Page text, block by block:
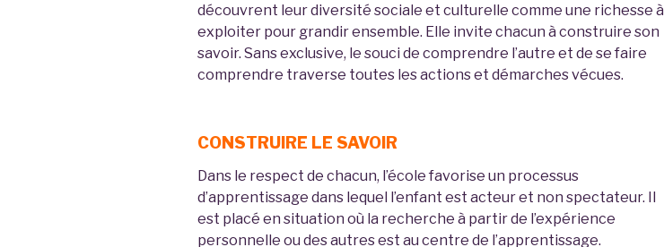
découvrent leur diversité sociale et culturelle comme une richesse à
exploiter pour grandir ensemble. Elle invite chacun à construire son
savoir. Sans exclusive, le souci de comprendre l’autre et de se faire
comprendre traverse toutes les actions et démarches vécues.​
CONSTRUIRE LE SAVOIR
Dans le respect de chacun, l’école favorise un processus
d’apprentissage dans lequel l’enfant est acteur et non spectateur. Il
est placé en situation où la recherche à partir de l’expérience
personnelle ou des autres est au centre de l’apprentissage.